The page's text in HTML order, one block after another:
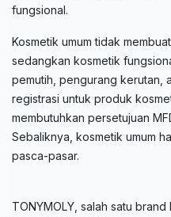
fungsional.
Kosmetik umum tidak
sedangkan kosmetik
pemutih, pengurang kerutan,
registrasi untuk produk
membutuhkan persetujuan
Sebaliknya, kosmetik umum
pasca-pasar.
TONYMOLY, salah satu